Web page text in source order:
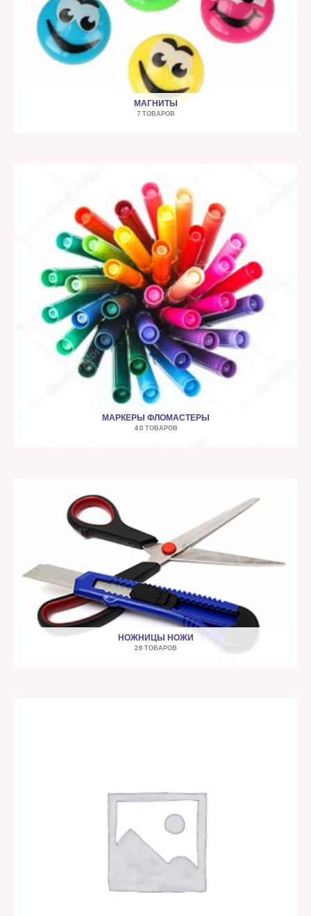
МАГНИТЫ
7 ТОВАРОВ
МАРКЕРЫ ФЛОМАСТЕРЫ
40 ТОВАРОВ
НОЖНИЦЫ НОЖИ
26 ТОВАРОВ